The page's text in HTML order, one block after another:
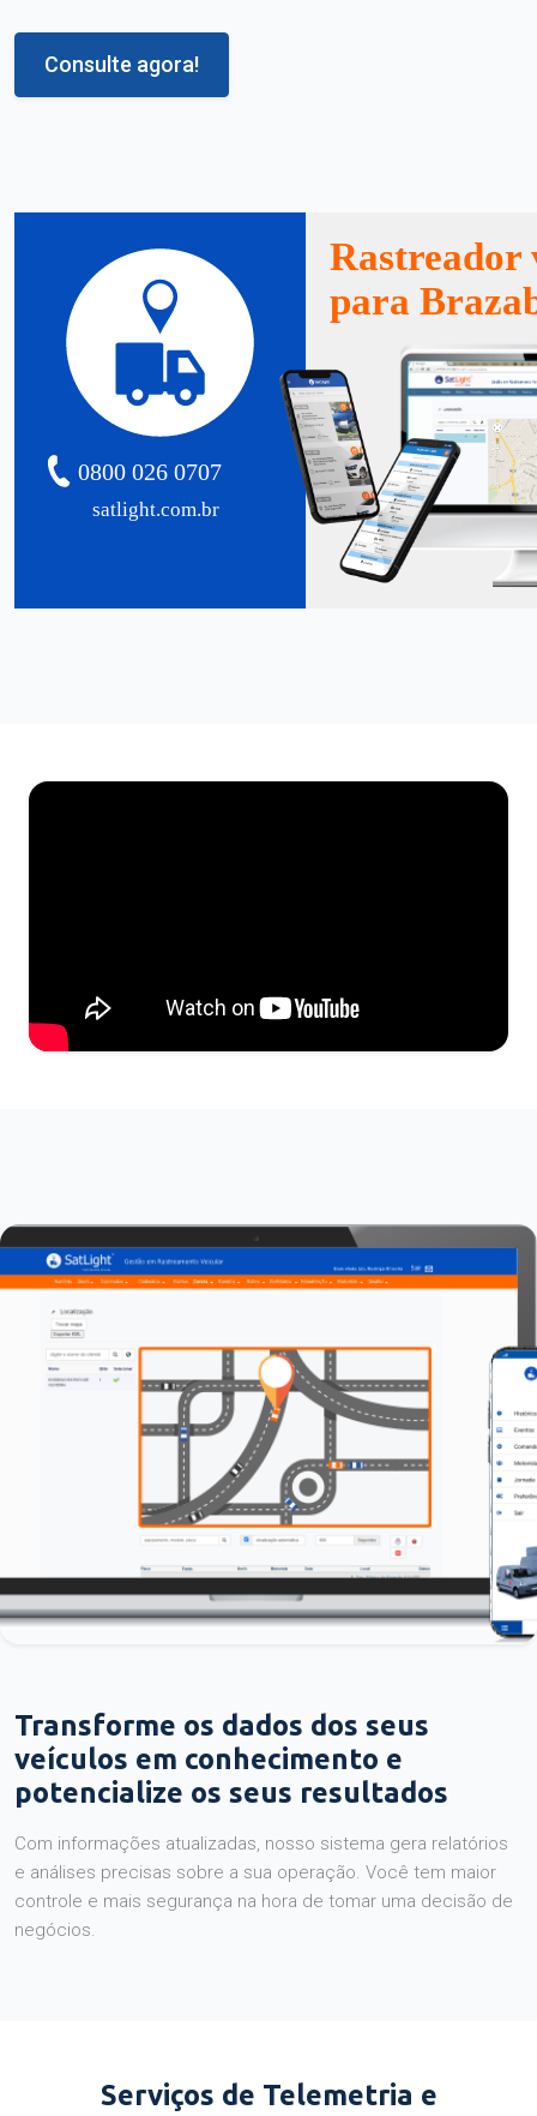
Consulte agora!
satlight.com.br
0800 026 0707
Rastreador
para
Transforme os dados dos seus
veículos em conhecimento e
potencialize os seus resultados
Com informações atualizadas, nosso sistema gera relatórios
e análises precisas sobre a sua operação. Você tem maior
controle e mais segurança na hora de tomar uma decisão de
negócios.
Serviços de Telemetria e